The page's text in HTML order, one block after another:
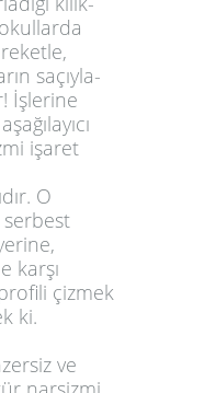
saçıyla-
İşlerine
işaret
O
karşı
çizmek
ki.
ve